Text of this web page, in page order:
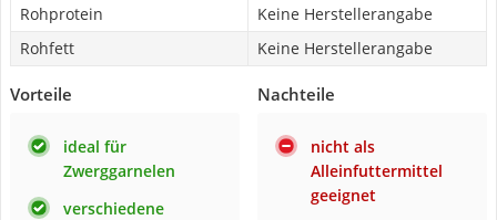
Rohprotein
Keine Herstellerangabe
Rohfett
Keine Herstellerangabe
Vorteile
ideal für
Zwerggarnelen
verschiedene
Nachteile
nicht als
Alleinfuttermittel
geeignet